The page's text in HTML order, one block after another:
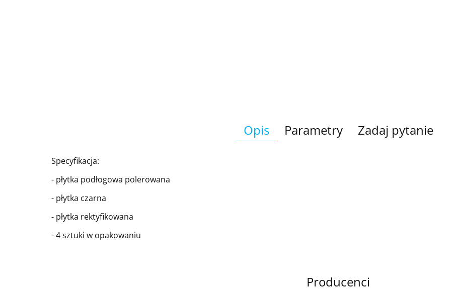
Opis Parametry Zadaj pytanie
Specyfikacja:
- płytka podłogowa polerowana
- płytka czarna
- płytka rektyfikowana
- 4 sztuki w opakowaniu
Producenci